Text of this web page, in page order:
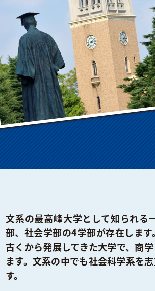
文系の最高峰大学として知られる
部、社会学部の4学部が存在しま
古くから発展してきた大学で、商
ます。文系の中でも社会科学系を
す。